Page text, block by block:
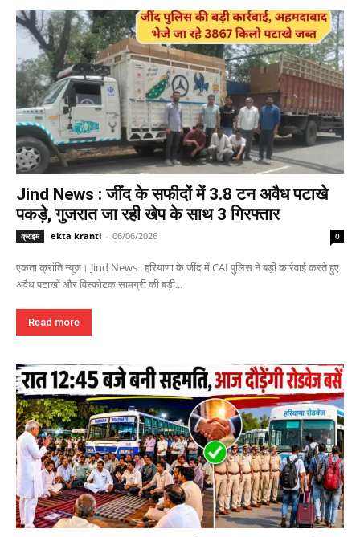
Jind News : जींद के सफीदों में 3.8 टन अवैध पटाखे
पकड़े, गुजरात जा रही खेप के साथ 3 गिरफ्तार
क्राइम ekta kranti - 06/06/2026 0
एकता क्रांति न्यूज। Jind News : हरियाणा के जींद में CAI पुलिस ने बड़ी कार्रवाई करते हुए
अवैध पटाखों और विस्फोटक सामग्री की बड़ी...
Read more